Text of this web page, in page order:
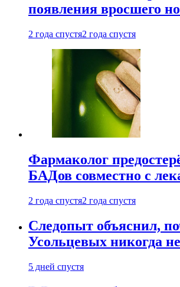
появления вросшего
2 года спустя2 года спустя
Фармаколог
БАДов совместно с
2 года спустя2 года спустя
Следопыт объяснил,
Усольцевых никогда
5 дней спустя